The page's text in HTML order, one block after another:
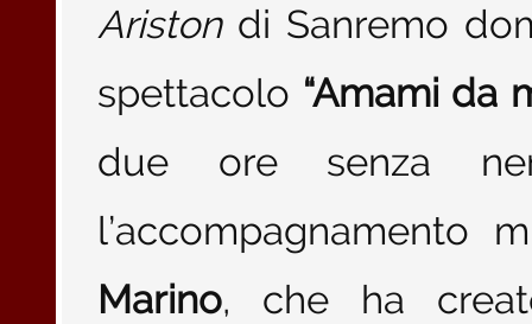
Aristondi Sanremo
spettacolo “Amami da
due ore senza
l’accompagnamento
Marino, che ha